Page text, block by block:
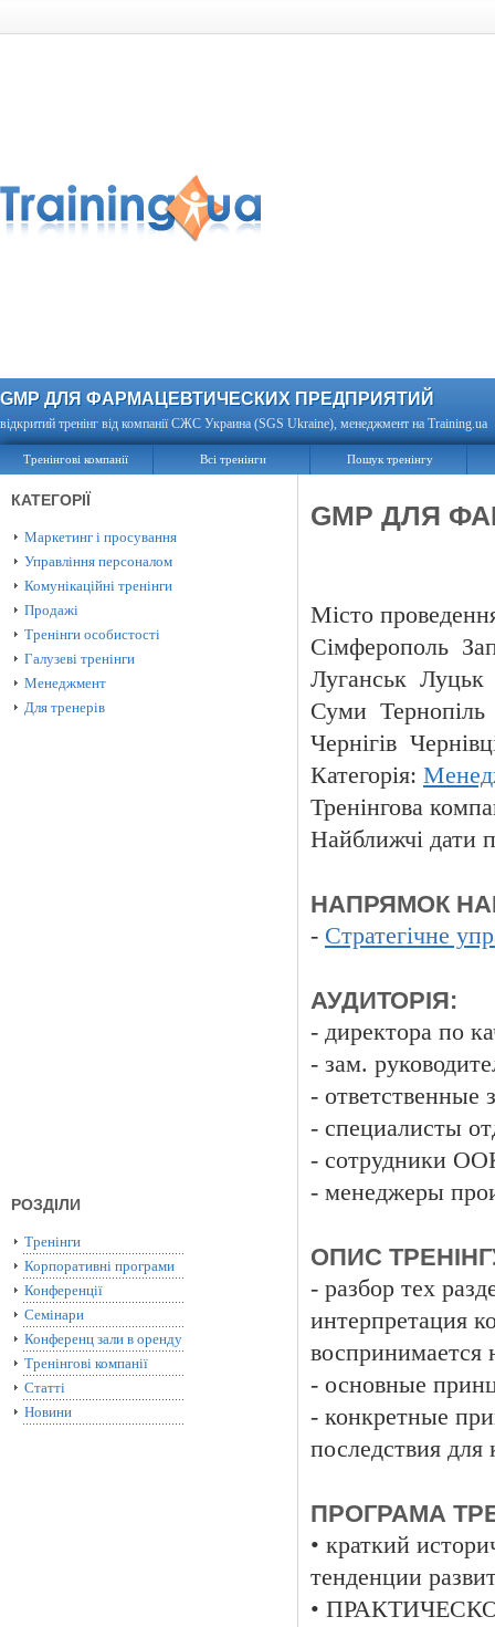
GMP ДЛЯ ФАРМАЦЕВТИЧЕСКИХ ПРЕДПРИЯТИЙ
відкритий тренінг від компанії СЖС Украина (SGS Ukraine), менеджмент на Training.ua
Тренінгові компанії Всі тренінги Пошук тренінгу
КАТЕГОРІЇ
Маркетинг і просування
Управління персоналом
Комунікаційні тренінги
Продажі
Тренінги особистості
Галузеві тренінги
Менеджмент
Для тренерів
РОЗДІЛИ
Тренінги
Корпоративні програми
Конференції
Семінари
Конференц зали в оренду
Тренінгові компанії
Статті
Новини
GMP ДЛЯ
Місто
Сімферополь
Луганськ
Суми
Чернігів
Категорія:
Тренінгова
Найближчі дати
НАПРЯМОК
- Стратегічне
АУДИТОРІЯ:
- директора по
- зам.
- ответственные
- специалисты
- сотрудники
- менеджеры
ОПИС
- разбор тех
интерпретация
воспринимается
- основные
- конкретные
последствия для
ПРОГРАМА
• краткий
тенденции
•